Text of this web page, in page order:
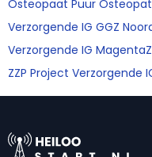
Osteopaat Puur
Verzorgende IG GGZ
Verzorgende IG
ZZP Project